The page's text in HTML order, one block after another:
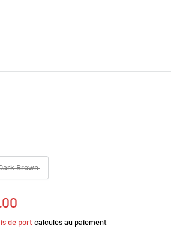
Brown
de portcalculés au paiement